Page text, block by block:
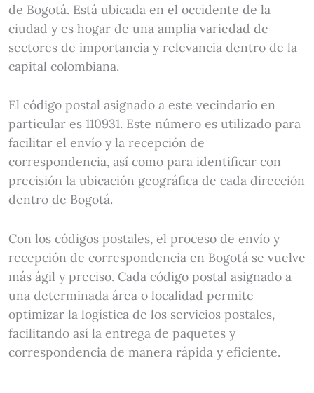
de Bogotá. Está ubicada en el occidente de la
ciudad y es hogar de una amplia variedad de
sectores de importancia y relevancia dentro de la
capital colombiana.
El código postal asignado a este vecindario en
particular es 110931. Este número es utilizado para
facilitar el envío y la recepción de
correspondencia, así como para identificar con
precisión la ubicación geográfica de cada dirección
dentro de Bogotá.
Con los códigos postales, el proceso de envío y
recepción de correspondencia en Bogotá se vuelve
más ágil y preciso. Cada código postal asignado a
una determinada área o localidad permite
optimizar la logística de los servicios postales,
facilitando así la entrega de paquetes y
correspondencia de manera rápida y eficiente.